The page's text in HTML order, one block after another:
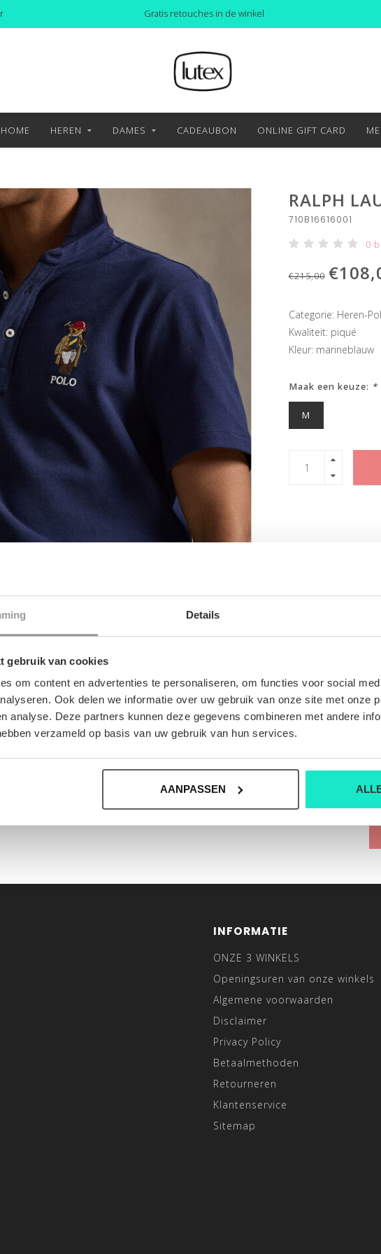
Details
gebruik van cookies
om content en advertenties te personaliseren, om functies voor social
Ook delen we informatie over uw gebruik van onze site met onze
analyse. Deze partners kunnen deze gegevens combineren met andere
verzameld op basis van uw gebruik van hun services.
AANPASSEN
Gratis retouches in de winkel
HOME HEREN DAMES CADEAUBON ONLINE GIFT CARD
RALPH
710B16616001
0
€215,00
Categorie: Heren-
Kwaliteit: piqué
Kleur: marineblauw
Maak een keuze: *
M
INFORMATIE
ONZE 3 WINKELS
Openingsuren van onze winkels
Algemene voorwaarden
Disclaimer
Privacy Policy
Betaalmethoden
Retourneren
Klantenservice
Sitemap